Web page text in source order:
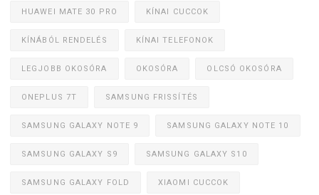
HUAWEI MATE 30 PRO KÍNAI CUCCOK
KÍNÁBÓL RENDELÉS KÍNAI TELEFONOK
LEGJOBB OKOSÓRA OKOSÓRA OLCSÓ OKOSÓRA
ONEPLUS 7T SAMSUNG FRISSÍTÉS
SAMSUNG GALAXY NOTE 9 SAMSUNG GALAXY NOTE 10
SAMSUNG GALAXY S9 SAMSUNG GALAXY S10
SAMSUNG GALAXY FOLD XIAOMI CUCCOK